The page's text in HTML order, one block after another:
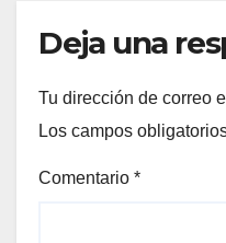
Deja una
Tu dirección de correo
Los campos
Comentario *